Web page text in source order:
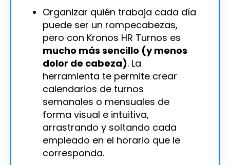
Organizar quién trabaja cada día
puede ser un rompecabezas,
pero con Kronos HR Turnos es
mucho más sencillo (y menos
dolor de cabeza). La
herramienta te permite crear
calendarios de turnos
semanales o mensuales de
forma visual e intuitiva,
arrastrando y soltando cada
empleado en el horario que le
corresponda.